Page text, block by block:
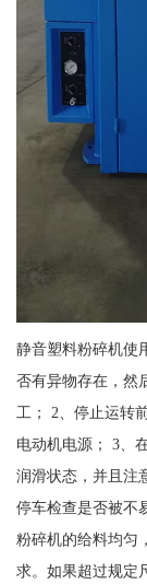
静音塑料粉碎机使
否有异物存在，然
工； 2、停止运转
电动机电源； 3、
润滑状态，并且注
停车检查是否被不
粉碎机的给料均匀
求。如果超过规定